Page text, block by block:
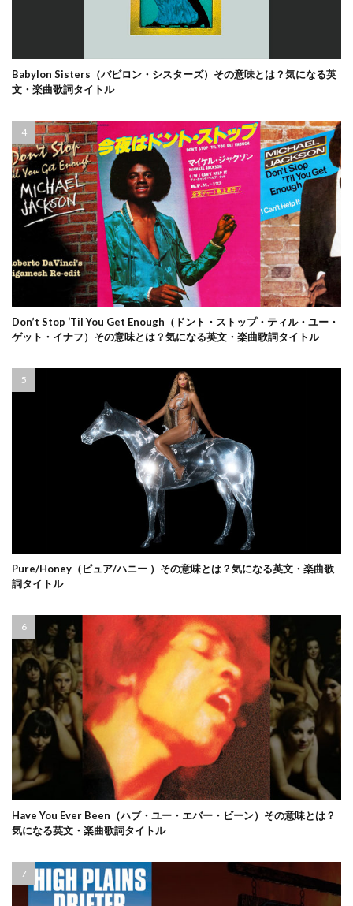
Babylon Sisters（バビロン・シスターズ）その意味とは？気になる英
文・楽曲歌詞タイトル
Don’t Stop ‘Til You Get Enough（ドント・ストップ・ティル・ユー・
ゲット・イナフ）その意味とは？気になる英文・楽曲歌詞タイトル
Pure/Honey（ピュア/ハニー ）その意味とは？気になる英文・楽曲歌
詞タイトル
Have You Ever Been（ハブ・ユー・エバー・ビーン）その意味とは？
気になる英文・楽曲歌詞タイトル